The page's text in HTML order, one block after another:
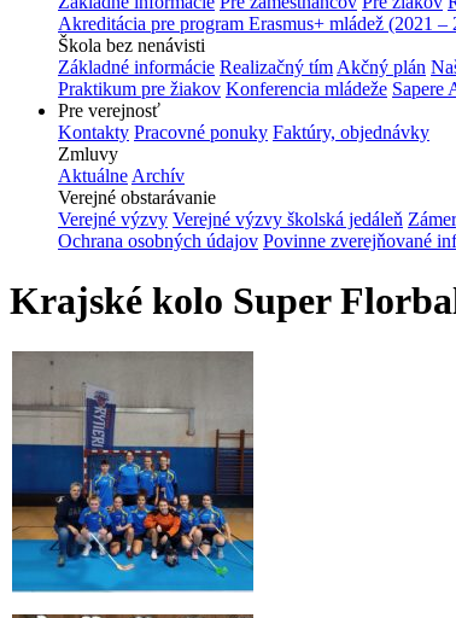
Akreditácia pre program Erasmus+ mládež (2021 –
Škola bez nenávisti
Základné informácie Realizačný tím Akčný plán
Praktikum pre žiakov Konferencia mládeže Sapere
Pre verejnosť
Kontakty Pracovné ponuky Faktúry, objednávky
Zmluvy
Aktuálne Archív
Verejné obstarávanie
Verejné výzvy Verejné výzvy školská jedáleň
Ochrana osobných údajov Povinne zverejňované
Krajské kolo Super